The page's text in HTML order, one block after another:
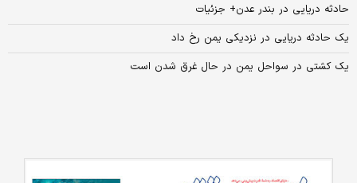
حادثه دریایی در بندر عدن+ جزئیات
یک حادثه دریایی در نزدیکی یمن رخ داد
یک کشتی در سواحل یمن در حال غرق شدن است